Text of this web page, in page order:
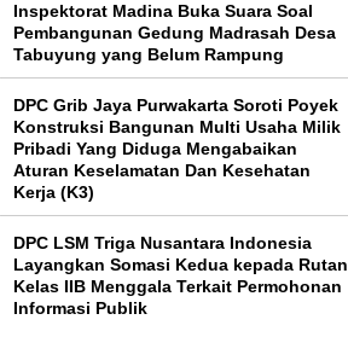
Inspektorat Madina Buka Suara Soal
Pembangunan Gedung Madrasah Desa
Tabuyung yang Belum Rampung
DPC Grib Jaya Purwakarta Soroti Poyek
Konstruksi Bangunan Multi Usaha Milik
Pribadi Yang Diduga Mengabaikan
Aturan Keselamatan Dan Kesehatan
Kerja (K3)
DPC LSM Triga Nusantara Indonesia
Layangkan Somasi Kedua kepada Rutan
Kelas IIB Menggala Terkait Permohonan
Informasi Publik